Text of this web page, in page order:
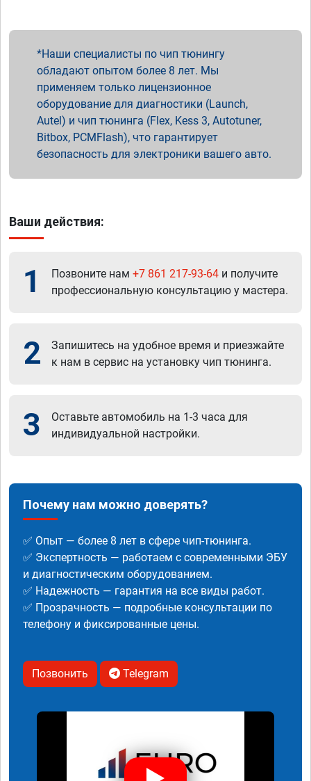
Наши специалисты по чип тюнингу
обладают опытом более 8 лет. Мы
применяем только лицензионное
оборудование для диагностики (Launch,
Autel) и чип тюнинга (Flex, Kess 3, Autotuner,
Bitbox, PCMFlash), что гарантирует
безопасность для электроники вашего авто.
Ваши действия:
1 Позвоните нам +7 861 217-93-64 и получите
профессиональную консультацию у мастера.
2
Запишитесь на удобное время и приезжайте
к нам в сервис на установку чип тюнинга.
3
Оставьте автомобиль на 1-3 часа для
индивидуальной настройки.
Почему нам можно доверять?
✅ Опыт — более 8 лет в сфере чип-тюнинга.
✅ Экспертность — работаем с современными ЭБУ
и диагностическим оборудованием.
✅ Надежность — гарантия на все виды работ.
✅ Прозрачность — подробные консультации по
телефону и фиксированные цены.
Позвонить Telegram